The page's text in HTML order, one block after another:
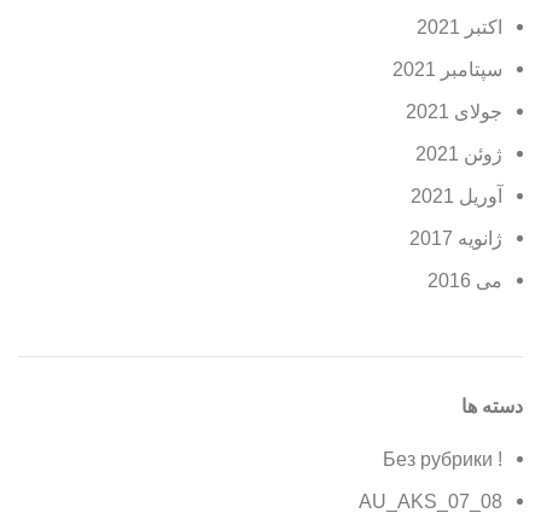
اکتبر 2021
سپتامبر 2021
جولای 2021
ژوئن 2021
آوریل 2021
ژانویه 2017
می 2016
دسته ها
! Без рубрики
08_07_AU_AKS